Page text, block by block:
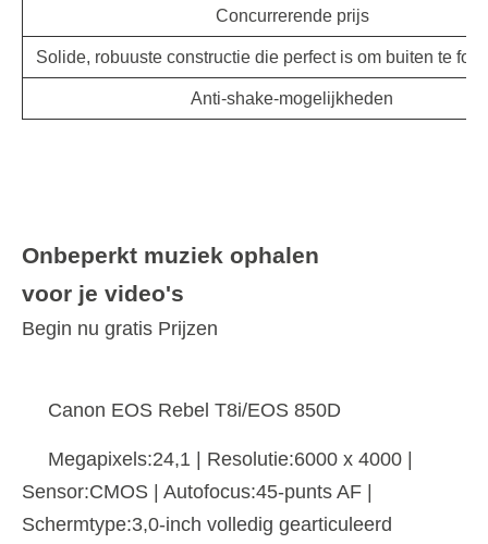
Concurrerende prijs
Solide, robuuste constructie die perfect is om buiten te
Anti-shake-mogelijkheden
Onbeperkt muziek ophalen
voor je video's
Begin nu gratis Prijzen
Canon EOS Rebel T8i/EOS 850D
Megapixels:24,1 | Resolutie:6000 x 4000 |
Sensor:CMOS | Autofocus:45-punts AF |
Schermtype:3,0-inch volledig gearticuleerd